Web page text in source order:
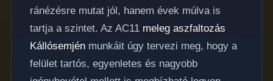
ránézésre mutat jól, hanem évek múlva is
tartja a szintet. Az AC11 meleg aszfaltozás
Kállósemjénmunkáit úgy tervezi meg, hogy a
felület tartós, egyenletes és nagyobb